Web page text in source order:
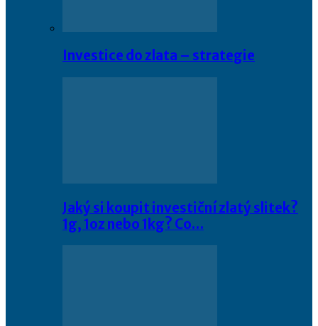
Investice do zlata – strategie
Jaký si koupit investiční zlatý slitek?
1g, 1oz nebo 1kg? Co…